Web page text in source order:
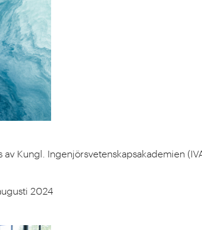
Kungl. Ingenjörsvetenskapsakademien
2024